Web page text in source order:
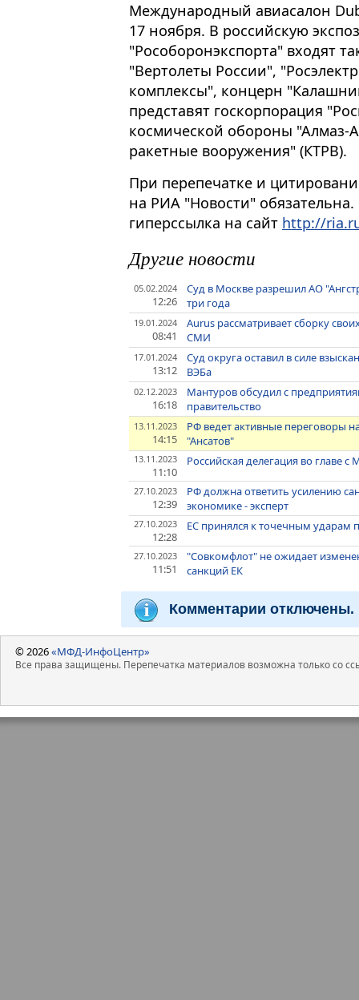
Международный авиасалон
17 ноября. В российскую
"Рособоронэкспорта" входят
"Вертолеты России",
комплексы", концерн
представят госкорпорация
космической обороны "Алмаз-
ракетные вооружения" (КТРВ).
При перепечатке и
на РИА "Новости"
гиперссылка на сайт http://
Другие новости
05.02.2024
12:26
Суд в Москве разрешил АО
три года
19.01.2024
08:41
Aurus рассматривает сборку
СМИ
17.01.2024
13:12
Суд округа оставил в силе
ВЭБа
02.12.2023
16:18
Мантуров обсудил с
правительство
13.11.2023
14:15
РФ ведет активные переговоры
"Ансатов"
13.11.2023
11:10
Российская делегация во главе
27.10.2023
12:39
РФ должна ответить усилению
экономике - эксперт
27.10.2023
12:28
ЕС принялся к точечным ударам
27.10.2023
11:51
"Совкомфлот" не ожидает
санкций ЕК
Комментарии отключены.
© 2026«МФД-ИнфоЦентр»
Все права защищены. Перепечатка материалов возможна только со